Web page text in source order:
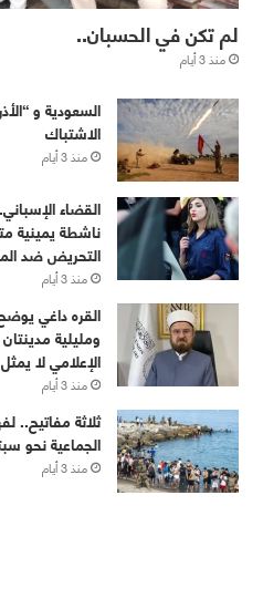
لم تكن في الحسبان..
منذ 3 أيام
‏⁧‫السعودية‬⁩ و
الاشتباك
منذ 3 أيام
القضاء
ناشطة يمينية
التحريض ضد
منذ 3 أيام
القره داغي
ومليلية
الإعلامي لا
منذ 3 أيام
ثلاثة مفاتيح..
الجماعية نحو
منذ 3 أيام